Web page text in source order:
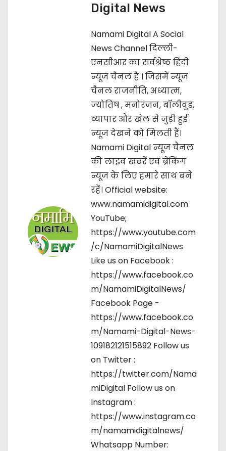
Digital News
Namami Digital A Social
News Channel दिल्ली-
एनसीआर का सर्वश्रेष्ठ हिंदी
न्यूज चैनल है । जिसमें न्यूज
चैनल राजनीति, अध्यात्म,
ज्‍योतिष , मनोरंजन, बॉलीवुड,
व्यापार और खेल से जुड़ी हुई
न्यूज देखने को मिलती हैं।
Namami Digital न्यूज चैनल
की लाइव खबरें एवं ब्रेकिंग
न्यूज के लिए हमारे साथ बने
रहें। Official website:
www.namamidigital.com
YouTube;
https://www.youtube.com
/c/NamamiDigitalNews
Like us on Facebook :
https://www.facebook.co
m/NamamiDigitalNews/
Facebook Page -
https://www.facebook.co
m/Namami-Digital-News-
109182121515892 Follow us
on Twitter :
https://twitter.com/Nama
miDigital Follow us on
Instagram :
https://www.instagram.co
m/namamidigitalnews/
Whatsapp Number: